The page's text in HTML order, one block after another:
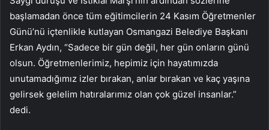
başlamadan önce tüm eğitimcilerin 24 Kasım Öğretmenler
Günü’nü içtenlikle kutlayan Osmangazi Belediye Başkanı
Erkan Aydın, “Sadece bir gün değil, her gün onların günü
olsun. Öğretmenlerimiz, hepimiz için hayatımızda
unutamadığımız izler bırakan, anlar bırakan ve kaç yaşına
gelirsek gelelim hatıralarımız olan çok güzel insanlar.”
dedi.